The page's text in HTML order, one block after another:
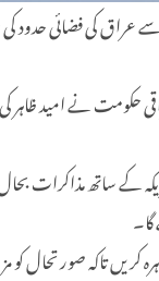
سے عراق کی فضائی
حکومت نے امید
ایران امریکہ کے ساتھ
کریں تاکہ صورتحال کو